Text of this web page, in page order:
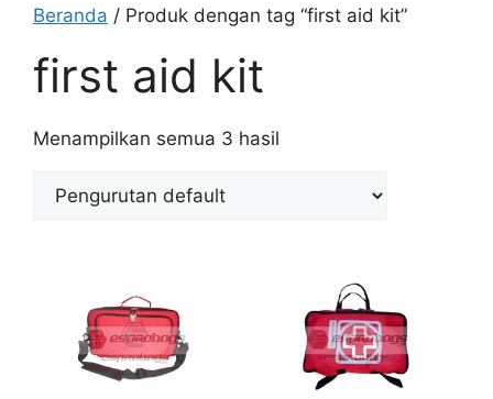
Beranda / Produk dengan tag “first aid kit”
first aid kit
Menampilkan semua 3 hasil